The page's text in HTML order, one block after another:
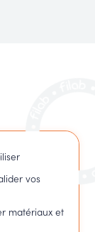
vos
matériaux et